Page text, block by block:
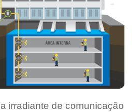
irradiante de comunicação